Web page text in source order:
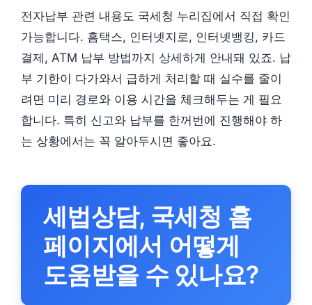
전자납부 관련 내용도 국세청 누리집에서 직접 확인
가능합니다. 홈택스, 인터넷지로, 인터넷뱅킹, 카드
결제, ATM 납부 방법까지 상세하게 안내돼 있죠. 납
부 기한이 다가와서 급하게 처리할 때 실수를 줄이
려면 미리 경로와 이용 시간을 체크해두는 게 필요
합니다. 특히 신고와 납부를 한꺼번에 진행해야 하
는 상황에서는 꼭 알아두시면 좋아요.
세법상담, 국세청 홈
페이지에서 어떻게
도움받을 수 있나요?